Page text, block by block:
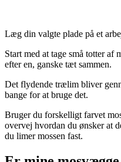
Læg din valgte plade på et
Start med at tage små totter af
efter en, ganske tæt sammen.
Det flydende trælim bliver
bange for at bruge det.
Bruger du forskelligt farvet
overvej hvordan du ønsker at
du limer mossen fast.